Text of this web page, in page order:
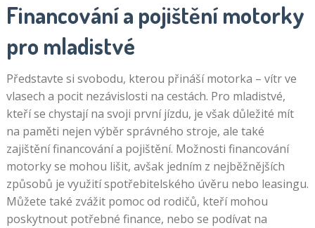
Financování a pojištění motorky
pro mladistvé
Představte si svobodu, kterou přináší motorka – vítr ve
vlasech a pocit nezávislosti na cestách. Pro mladistvé,
kteří se chystají na svoji první jízdu, je však důležité mít
na paměti nejen výběr správného stroje, ale také
zajištění financování a pojištění. Možnosti financování
motorky se mohou lišit, avšak jedním z nejběžnějších
způsobů je využití spotřebitelského úvěru nebo leasingu.
Můžete také zvážit pomoc od rodičů, kteří mohou
poskytnout potřebné finance, nebo se podívat na